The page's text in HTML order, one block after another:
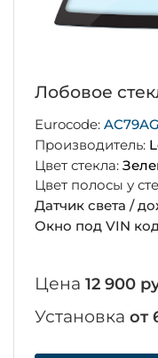
Лобовое
Eurocode:
Производитель:
Цвет стекла:
Цвет полосы у
Датчик света /
Окно под VIN
Цена 12 900
Установка от